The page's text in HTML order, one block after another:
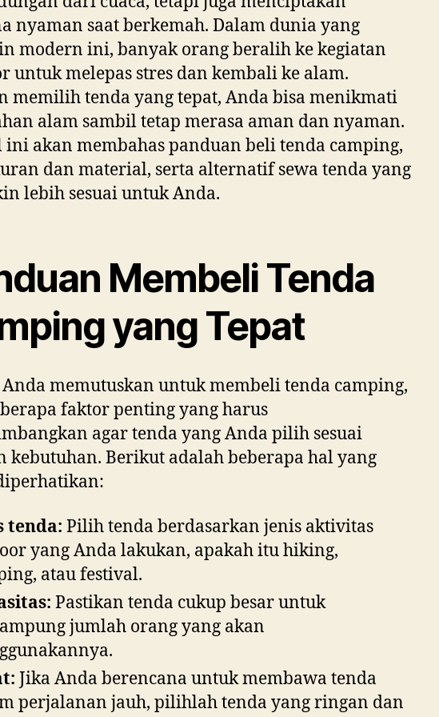
nyaman saat berkemah. Dalam dunia yang
modern ini, banyak orang beralih ke kegiatan
untuk melepas stres dan kembali ke alam.
memilih tenda yang tepat, Anda bisa menikmati
alam sambil tetap merasa aman dan nyaman.
akan membahas panduan beli tenda camping,
dan material, serta alternatif sewa tenda yang
lebih sesuai untuk Anda.
Membeli Tenda
yang Tepat
memutuskan untuk membeli tenda camping,
faktor penting yang harus
agar tenda yang Anda pilih sesuai
kebutuhan. Berikut adalah beberapa hal yang
tenda: Pilih tenda berdasarkan jenis aktivitas
yang Anda lakukan, apakah itu hiking,
atau festival.
Pastikan tenda cukup besar untuk
jumlah orang yang akan
Jika Anda berencana untuk membawa tenda
perjalanan jauh, pilihlah tenda yang ringan dan